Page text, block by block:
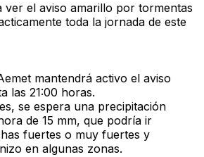
ver el aviso amarillo por tormentas
toda la jornada de este
mantendrá activo el aviso
las 21:00 horas.
se espera una precipitación
de 15 mm, que podría ir
fuertes o muy fuertes y
en algunas zonas.